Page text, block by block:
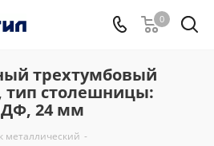
0
трехтумбовый
тип столешницы:
24 мм
металлический -